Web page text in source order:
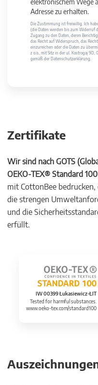
elektronischem Wege
Adresse zu erhalten.
Die Zustimmung ist freiwillig. Ich
(die Daten werden bis zum Widerruf
Zugang zu den Daten, deren
das Recht auf Widerspruch, das
einzureichen oder die Daten zu
z o.o., mit Sitz in der ul. Kostrogaj 9D,
gemäß der Datenschutzerklärung.
Zertifikate
Wir sind nach GOTS
OEKO-TEX® Standard
mit CottonBee
die strengen
und die
erfüllt.
IW 00399 Łukasiewicz-ŁIT
Tested for harmful substances.
www.oeko-tex.com/standard100